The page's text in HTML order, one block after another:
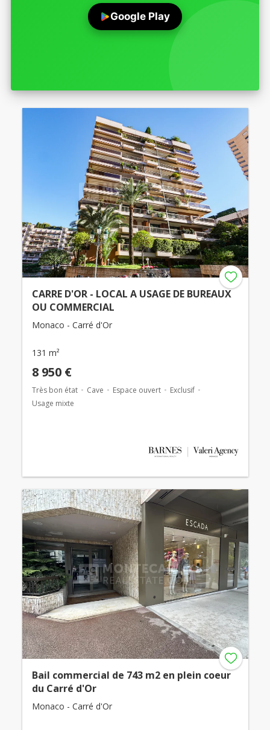
Google Play
CARRE D'OR - LOCAL A USAGE DE BUREAUX
OU COMMERCIAL
Monaco - Carré d'Or
131 m²
8 950 €
Très bon état Cave Espace ouvert
Exclusif
Usage mixte
Bail commercial de 743 m2 en plein coeur
du Carré d'Or
Monaco - Carré d'Or